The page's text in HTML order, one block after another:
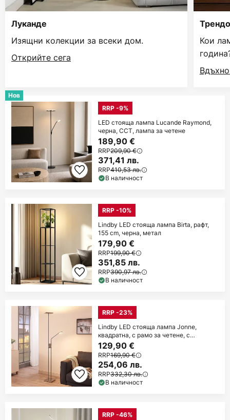
Луканде
Изящни колекции за всеки дом.
Открийте сега
Кои
Нов
RRP -9%
LED стояща лампа Lucande Raymond,
черна, CCT, лампа за четене
189,90 €
RRP209,90 €
371,41 лв.
RRP410,53 лв.
В наличност
RRP -10%
Lindby LED стояща лампа Birta, рафт,
155 cm, черна, метал
179,90 €
RRP199,90 €
351,85 лв.
RRP390,97 лв.
В наличност
RRP -23%
Lindby LED стояща лампа Jonne,
квадратна, с рамо за четене, с
регулируема
129,90 €
RRP169,90 €
254,06 лв.
RRP332,30 лв.
В наличност
RRP -46%